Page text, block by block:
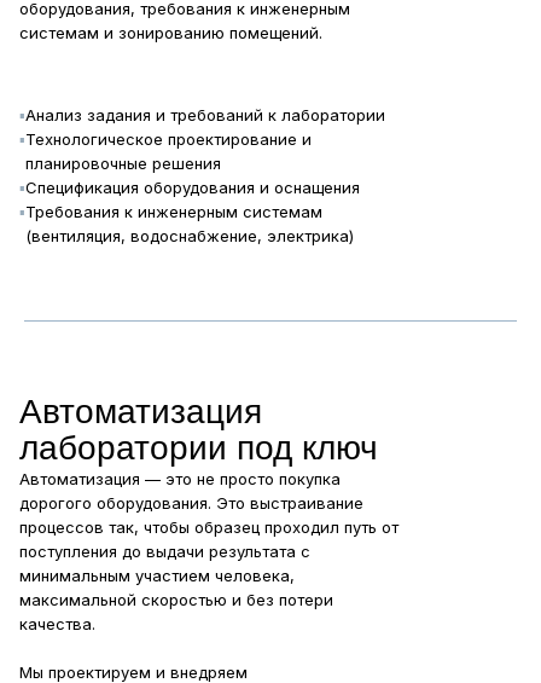
оборудования, требования к инженерным
системам и зонированию помещений.
▪Анализ задания и требований к лаборатории
▪Технологическое проектирование и
планировочные решения
▪Спецификация оборудования и оснащения
▪Требования к инженерным системам
(вентиляция, водоснабжение, электрика)
Автоматизация
лаборатории под ключ
Автоматизация — это не просто покупка
дорогого оборудования. Это выстраивание
процессов так, чтобы образец проходил путь от
поступления до выдачи результата с
минимальным участием человека,
максимальной скоростью и без потери
качества.
Мы проектируем и внедряем